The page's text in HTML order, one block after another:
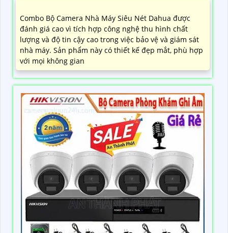
Combo Bộ Camera Nhà Máy Siêu Nét Dahua được
đánh giá cao vì tích hợp công nghệ thu hình chất
lượng và độ tin cậy cao trong việc bảo vệ và giám sát
nhà máy. Sản phẩm này có thiết kế đẹp mắt, phù hợp
với mọi không gian